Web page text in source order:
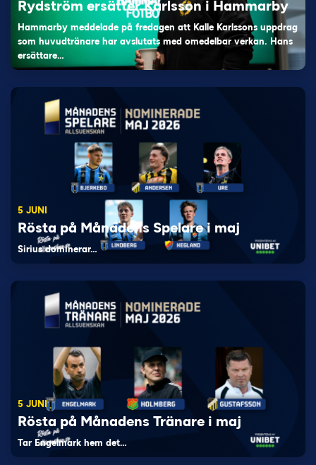
Rydström ersätter Karlsson i Hammarby
Hammarby meddelade på fredagen att Kalle Karlssons uppdrag
som huvudtränare har avslutats med omedelbar verkan. Hans
ersättare…
5 JUNI
Rösta på Månadens Spelare i maj
Sirius dominerar…
5 JUNI
Rösta på Månadens Tränare i maj
Tar Engelmark hem det…